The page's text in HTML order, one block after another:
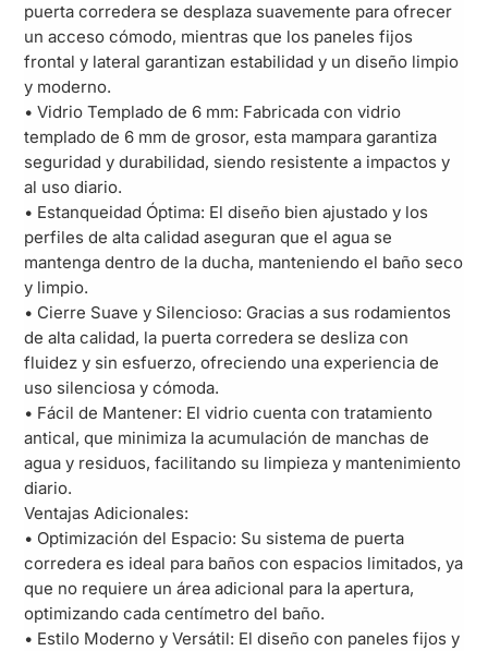
puerta corredera se desplaza suavemente para ofrecer
un acceso cómodo, mientras que los paneles fijos
frontal y lateral garantizan estabilidad y un diseño limpio
y moderno.
• Vidrio Templado de 6 mm: Fabricada con vidrio
templado de 6 mm de grosor, esta mampara garantiza
seguridad y durabilidad, siendo resistente a impactos y
al uso diario.
• Estanqueidad Óptima: El diseño bien ajustado y los
perfiles de alta calidad aseguran que el agua se
mantenga dentro de la ducha, manteniendo el baño seco
y limpio.
• Cierre Suave y Silencioso: Gracias a sus rodamientos
de alta calidad, la puerta corredera se desliza con
fluidez y sin esfuerzo, ofreciendo una experiencia de
uso silenciosa y cómoda.
• Fácil de Mantener: El vidrio cuenta con tratamiento
antical, que minimiza la acumulación de manchas de
agua y residuos, facilitando su limpieza y mantenimiento
diario.
Ventajas Adicionales:
• Optimización del Espacio: Su sistema de puerta
corredera es ideal para baños con espacios limitados, ya
que no requiere un área adicional para la apertura,
optimizando cada centímetro del baño.
• Estilo Moderno y Versátil: El diseño con paneles fijos y